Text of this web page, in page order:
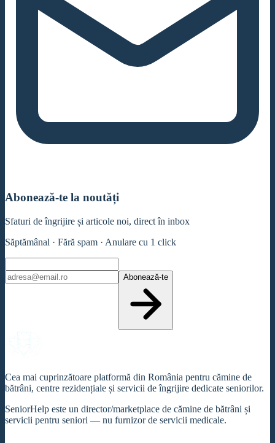
Abonează-te la noutăți
Sfaturi de îngrijire și articole noi, direct în inbox
Săptămânal · Fără spam · Anulare cu 1 click
Abonează-te
Cea mai cuprinzătoare platformă din România pentru cămine de
bătrâni, centre rezidențiale și servicii de îngrijire dedicate seniorilor.
SeniorHelp este un director/marketplace de cămine de bătrâni și
servicii pentru seniori — nu furnizor de servicii medicale.